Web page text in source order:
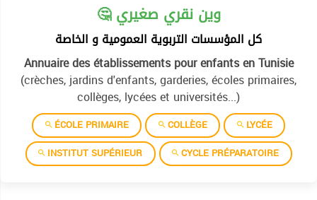
🤔 وين نقري صغيري
كل المؤسسات التربوية العمومية و الخاصة
Annuaire des établissements pour enfants en Tunisie
(crèches, jardins d'enfants, garderies, écoles primaires,
collèges, lycées et universités...)
ÉCOLE PRIMAIRE COLLÈGE
LYCÉE
INSTITUT SUPÉRIEUR
CYCLE PRÉPARATOIRE